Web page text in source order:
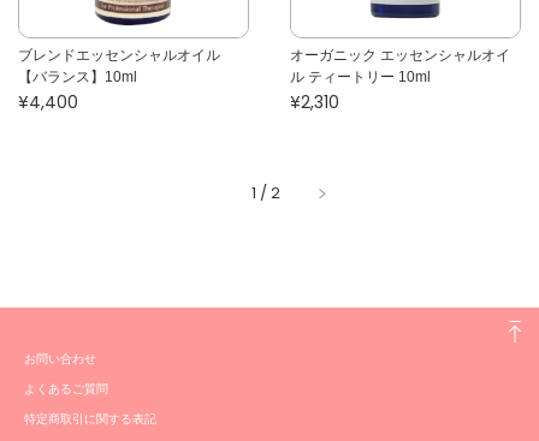
ブレンドエッセンシャルオイル
【バランス】10ml
¥4,400
オーガニック エッセンシャルオイ
ル ティートリー 10ml
¥2,310
1 /2
お問い合わせ
よくあるご質問
特定商取引に関する表記